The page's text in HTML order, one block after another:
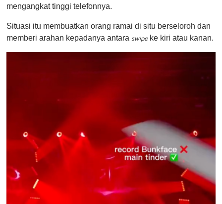
mengangkat tinggi telefonnya.
Situasi itu membuatkan orang ramai di situ berseloroh dan
memberi arahan kepadanya antara swipeke kiri atau kanan.